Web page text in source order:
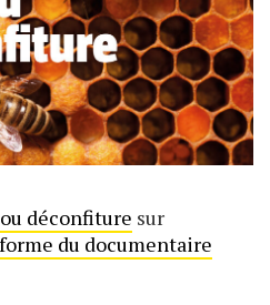
déconfiture sur
du documentaire